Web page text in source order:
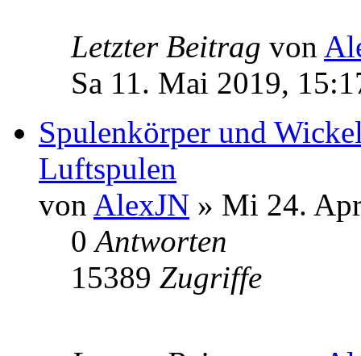
Letzter Beitrag von
Sa 11. Mai 2019,
Spulenkörper und
Luftspulen
von AlexJN » Mi 24.
0Antworten
15389 Zugriffe